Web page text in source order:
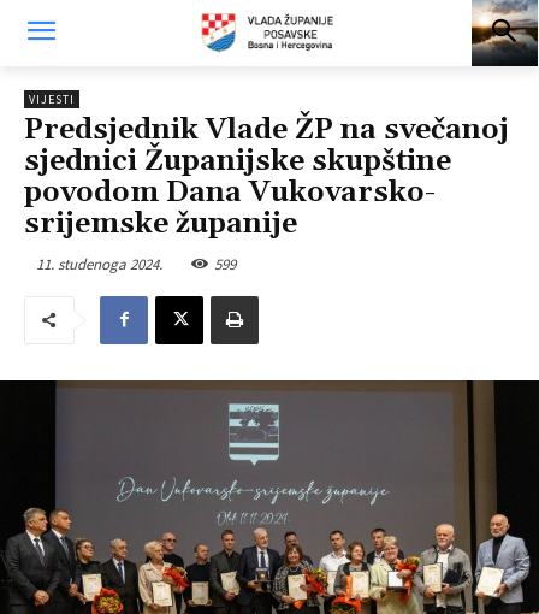
VIJESTI
Predsjednik Vlade ŽP na svečanoj
sjednici Županijske skupštine
povodom Dana Vukovarsko-
srijemske županije
11. studenoga 2024. 599